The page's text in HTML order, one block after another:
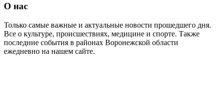
О нас
Только самые важные и актуальные новости прошедшего дня.
Все о культуре, происшествиях, медицине и спорте. Также
последние события в районах Воронежской области
ежедневно на нашем сайте.